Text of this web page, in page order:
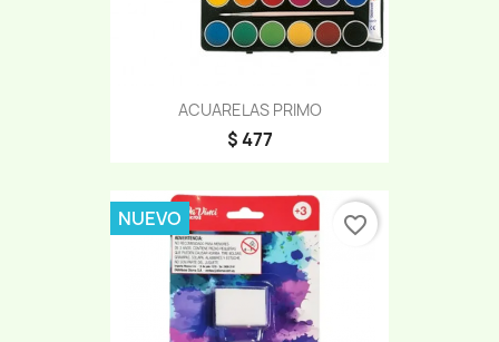
ACUARELAS PRIMO
$ 477
NUEVO favorite_border